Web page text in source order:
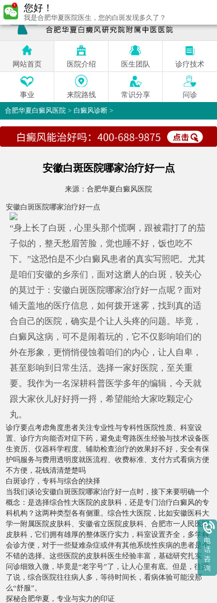
网站首页 医院介绍 医生团队 诊疗技术
事业 来院路线 常识分享 问诊
合肥华夏白癜风医院 > 白癜风诊断 >
安徽白斑医院哪家治疗好一点
来源： 合肥华夏白癜风医院
安徽白斑医院哪家治疗好一点
“身上长了白斑，心里头那个慌啊，跟被霜打了的茄
子似的，整天愁眉苦脸，觉也睡不好，饭也吃不
下。”这恐怕是不少白癜风患者的真实写照吧。尤其
是咱们安徽的乡亲们，面对这磨人的白斑，较关心
的莫过于：安徽白斑医院哪家治疗好一点呢？面对
铺天盖地的医疗信息，如何拨开迷雾，找到真的适
合自己的医院，确实是个让人头疼的问题。毕竟，
白癜风这病，可不是闹着玩的，它不仅影响咱们的
外在形象，更悄悄侵蚀着咱们的内心，让人自卑，
甚至影响到日常生活。选择一家好医院，至关重
要。我作为一名深耕科普医学多年的编辑，今天就
跟大家伙儿好好捋一捋，希望能给大家吃颗定心
丸。
诊疗要点考虑角度患者关注专业性与专科性医院性质、科室设
置、诊疗方向能否对症下药，避免走弯路医生经验与技术设备医
生资历、仪器科学程度、辅助检查治疗的效果好不好，安全有保
护吗服务与费用透明度就医流程、收费标准、支付方式看病方便
不方便，花钱清清楚楚吗
白斑诊疗，专科与综合的抉择
当我们谈论安徽白斑医院哪家治疗好一点时，接下来要明确一个
概念：是选择综合性大医院的皮肤科，还是专门治疗白癜风的专
科机构？这两种类型各有侧重。综合性大医院，比如安徽医科大
学一附属医院皮肤科、安徽省立医院皮肤科、合肥市一人民医院
皮肤科，它们拥有雄厚的整体医疗实力，科室设置齐全，多学科
会诊方便，对于一些疑难杂症或伴有其他系统性疾病的患者是个
不错的选择。这些医院的皮肤科医生经验丰富，基础研究扎实，
问诊细致入微，毕竟是“老字号”了，让人心里有底。但是，往深
了说，综合医院往往病人多，等待时间长，看病体验可能没那
么“舒服”。
探秘合肥华夏，专业与实力的印证
电
话
咨
询
您好！
我是合肥华夏医院医生，您的白斑发现多久了？